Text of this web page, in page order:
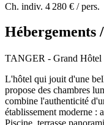
Ch. indiv. 4 280 € / pers.
Hébergements
TANGER - Grand Hôtel
L'hôtel qui jouit d'une
propose des chambres
combine l'authenticité
établissement moderne :